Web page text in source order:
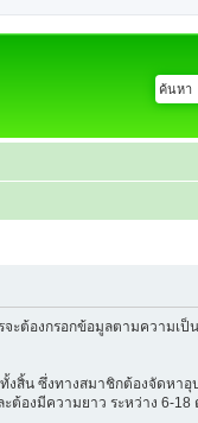
จะต้องกรอกข้อมูลตามความเ
งสิ้น ซึ่งทางสมาชิกต้องจัดหา
องมีความยาว ระหว่าง 6-18